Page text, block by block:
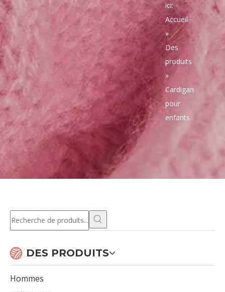
ici:
Accueil
»
Des
produits
»
Cardigan
pour
enfants
Nom du produit
Mots-clés
Résumé du produit